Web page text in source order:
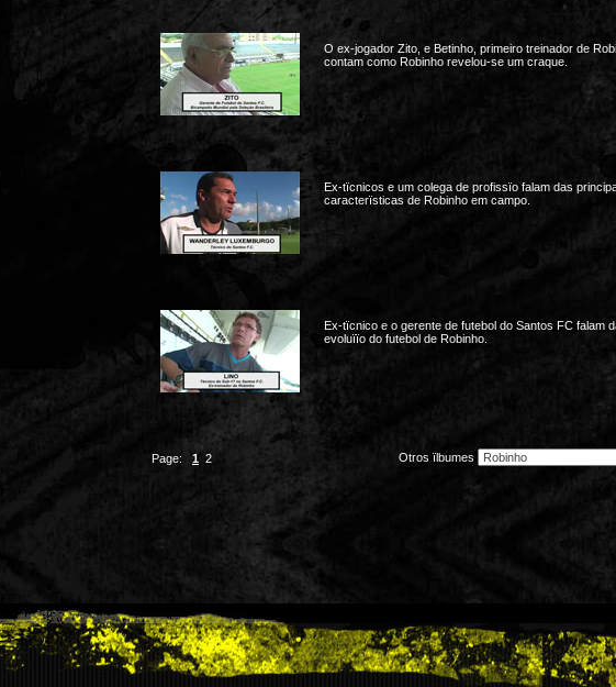
O ex-jogador Zito, e Betinho, primeiro treinador de
contam como Robinho revelou-se um craque.
Ex-tïcnicos e um colega de profissïo falam das
caracterïsticas de Robinho em campo.
Ex-tïcnico e o gerente de futebol do Santos FC falam
evoluïïo do futebol de Robinho.
Page: 1 2 Otros ïlbumes